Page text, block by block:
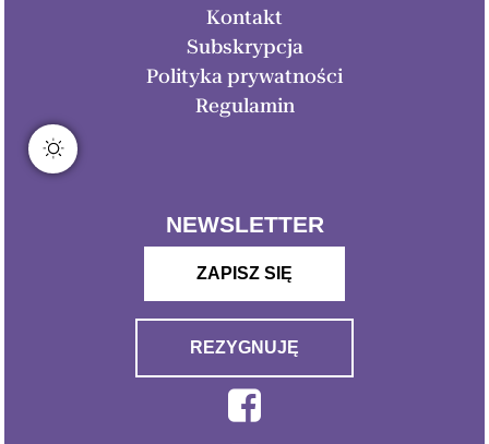
Kontakt
Subskrypcja
Polityka prywatności
Regulamin
NEWSLETTER
ZAPISZ SIĘ
REZYGNUJĘ